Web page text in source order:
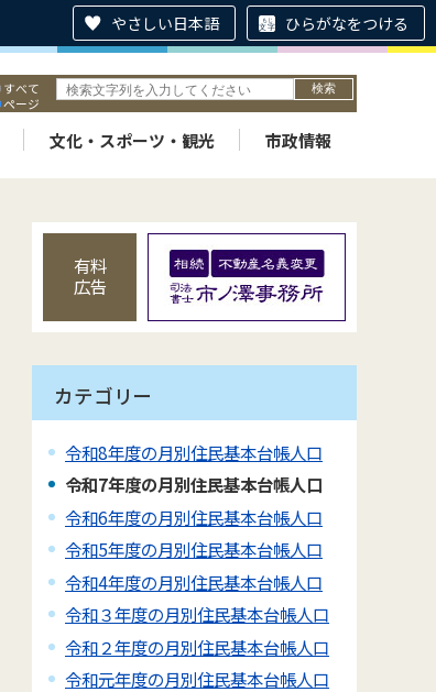
やさしい日本語 ひらがなをつける
すべて
ページ
文化・スポーツ・観光 市政情報
有料
広告
カテゴリー
令和8年度の月別住民基本台帳人口
令和7年度の月別住民基本台帳人口
令和6年度の月別住民基本台帳人口
令和5年度の月別住民基本台帳人口
令和4年度の月別住民基本台帳人口
令和３年度の月別住民基本台帳人口
令和２年度の月別住民基本台帳人口
令和元年度の月別住民基本台帳人口